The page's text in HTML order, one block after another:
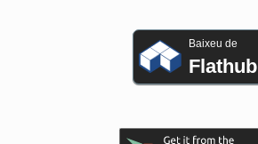
Baixeu de
Flathub